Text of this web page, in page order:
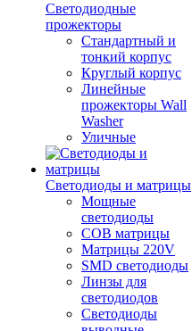
Светодиодные
прожекторы
Стандартный и
тонкий корпус
Круглый корпус
Линейные
прожекторы Wall
Washer
Уличные
Светодиоды и матрицы
Мощные
светодиоды
COB матрицы
Матрицы 220V
SMD светодиоды
Линзы для
светодиодов
Светодиоды